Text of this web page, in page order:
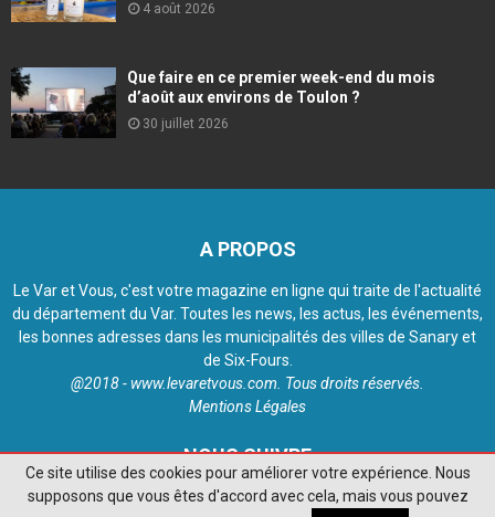
4 août 2026
Que faire en ce premier week-end du mois
d’août aux environs de Toulon ?
30 juillet 2026
A PROPOS
Le Var et Vous, c'est votre magazine en ligne qui traite de l'actualité
du département du Var. Toutes les news, les actus, les événements,
les bonnes adresses dans les municipalités des villes de Sanary et
de Six-Fours.
@2018 - www.levaretvous.com. Tous droits réservés.
Mentions Légales
NOUS SUIVRE
Ce site utilise des cookies pour améliorer votre expérience. Nous
supposons que vous êtes d'accord avec cela, mais vous pouvez